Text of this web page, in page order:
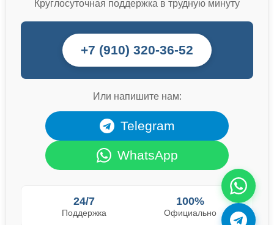
Круглосуточная поддержка в трудную минуту
+7 (910) 320-36-52
Или напишите нам:
Telegram
WhatsApp
24/7
Поддержка
100%
Официально